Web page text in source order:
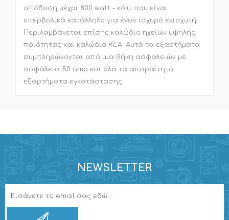
απόδοση μέχρι 800 watt - κάτι που είναι
υπερβολικά κατάλληλο για έναν ισχυρό ενισχυτή!
Περιλαμβάνεται επίσης καλώδιο ηχείων υψηλής
ποιότητας και καλώδιο RCA. Αυτά τα εξαρτήματα
συμπληρώνονται από μια θήκη ασφαλειών με
ασφάλεια 50 amp και όλα τα απαραίτητα
εξαρτήματα εγκατάστασης.
NEWSLETTER